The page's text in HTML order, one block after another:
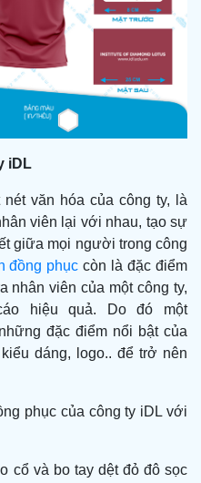
iDL
văn hóa của công ty, là
viên lại với nhau, tạo sự
giữa mọi người trong công
đồng phục còn là đặc điểm
nhân viên của một công ty,
hiệu quả. Do đó một
đặc điểm nổi bật của
dáng, logo.. để trở nên
phục của công ty iDL với
cổ và bo tay dệt đỏ đô sọc